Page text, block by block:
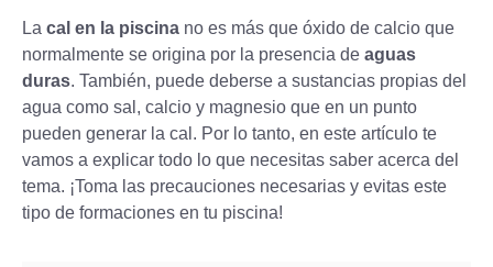
La cal en la piscina no es más que óxido de calcio que
normalmente se origina por la presencia de aguas
duras. También, puede deberse a sustancias propias del
agua como sal, calcio y magnesio que en un punto
pueden generar la cal. Por lo tanto, en este artículo te
vamos a explicar todo lo que necesitas saber acerca del
tema. ¡Toma las precauciones necesarias y evitas este
tipo de formaciones en tu piscina!